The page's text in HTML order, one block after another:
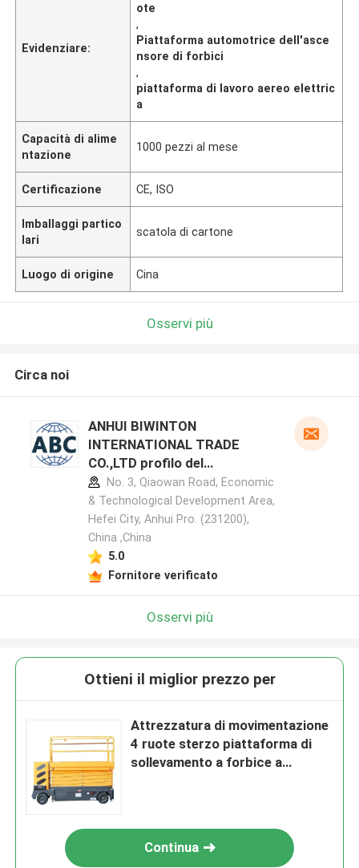
Evidenziare:
ote
,
Piattaforma automotrice dell'asce
nsore di forbici
,
piattaforma di lavoro aereo elettric
a
Capacità di alime
ntazione
1000 pezzi al mese
Certificazione CE, ISO
Imballaggi partico
lari
scatola di cartone
Luogo di origine Cina
Osservi più
Circa noi
ANHUI BIWINTON
INTERNATIONAL TRADE
CO.,LTD profilo del
produttore
No. 3, Qiaowan Road, Economic
& Technological Development Area,
Hefei City, Anhui Pro. (231200),
China ,China
5.0
Fornitore verificato
Osservi più
Ottieni il miglior prezzo per
Attrezzatura di movimentazione
4 ruote sterzo piattaforma di
sollevamento a forbice a
Continua